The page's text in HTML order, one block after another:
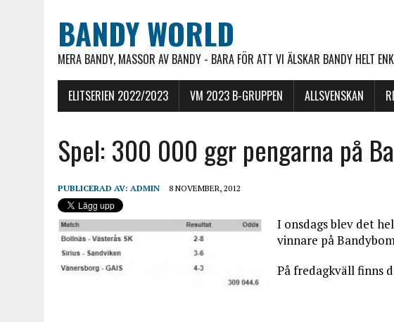
BANDY WORLD
MERA BANDY, MASSOR AV BANDY - BARA FÖR ATT VI ÄLSKAR BANDY HELT
ELITSERIEN 2022/2023 VM 2023 B-GRUPPEN ALLSVENSKAN
Spel: 300 000 ggr pengarna på
PUBLICERAD AV: ADMIN 8 NOVEMBER, 2012
I onsdags blev det
vinnare på
På fredagkväll finns